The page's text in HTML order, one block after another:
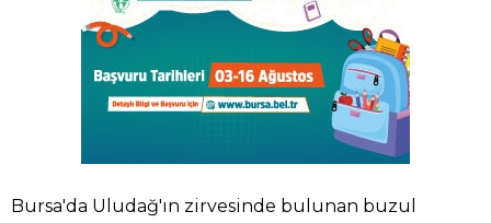
Bursa'da Uludağ'ın zirvesinde bulunan buzul